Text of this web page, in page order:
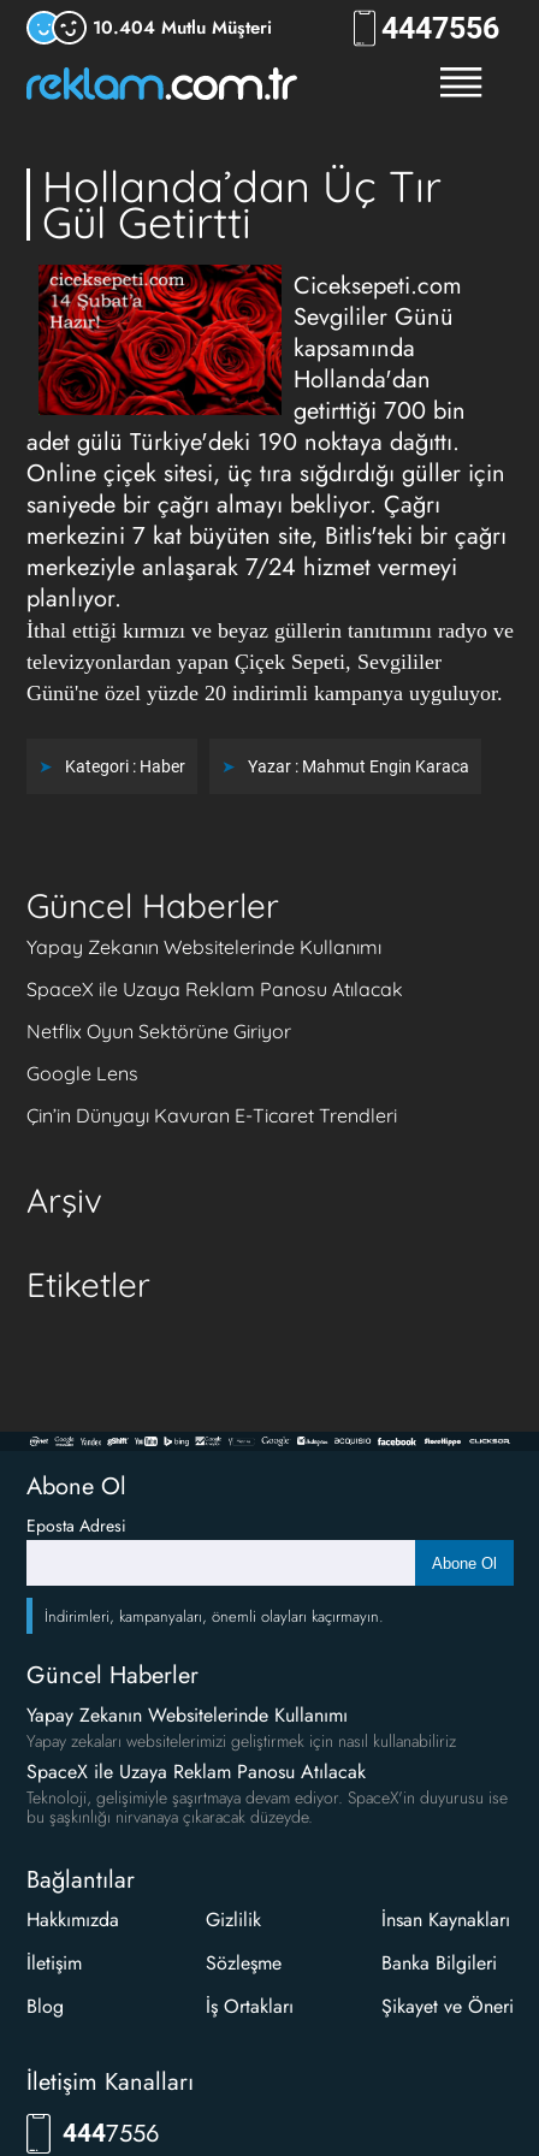
10.404 Mutlu Müşteri 444RKLM
Hollanda’dan Üç Tır
Gül Getirtti
Ciceksepeti.com
Sevgililer Günü
kapsamında
Hollanda'dan
getirttiği 700 bin
adet gülü Türkiye'deki 190 noktaya dağıttı.
Online çiçek sitesi, üç tıra sığdırdığı güller için
saniyede bir çağrı almayı bekliyor. Çağrı
merkezini 7 kat büyüten site, Bitlis'teki bir çağrı
merkeziyle anlaşarak 7/24 hizmet vermeyi
planlıyor.
İthal ettiği kırmızı ve beyaz güllerin tanıtımını radyo ve
televizyonlardan yapan Çiçek Sepeti, Sevgililer
Günü'ne özel yüzde 20 indirimli kampanya uyguluyor.
Kategori : Haber Yazar : Mahmut Engin Karaca
Güncel Haberler
Yapay Zekanın Websitelerinde Kullanımı
SpaceX ile Uzaya Reklam Panosu Atılacak
Netflix Oyun Sektörüne Giriyor
Google Lens
Çin’in Dünyayı Kavuran E-Ticaret Trendleri
Arşiv
Etiketler
Abone Ol
Eposta Adresi
Abone Ol
İndirimleri, kampanyaları, önemli olayları kaçırmayın.
Güncel Haberler
Yapay Zekanın Websitelerinde Kullanımı
Yapay zekaları websitelerimizi geliştirmek için nasıl kullanabiliriz
SpaceX ile Uzaya Reklam Panosu Atılacak
Teknoloji, gelişimiyle şaşırtmaya devam ediyor. SpaceX'in duyurusu ise
bu şaşkınlığı nirvanaya çıkaracak düzeyde.
Bağlantılar
Hakkımızda
İletişim
Blog
Gizlilik
Sözleşme
İş Ortakları
İnsan Kaynakları
Banka Bilgileri
Şikayet ve Öneri
İletişim Kanalları
444RKLM